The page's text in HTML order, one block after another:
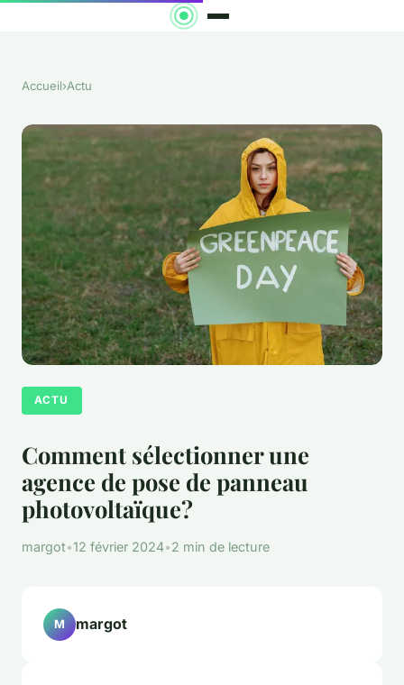
Accueil›Actu
ACTU
Comment sélectionner une
agence de pose de panneau
photovoltaïque?
margot•12 février 2024•2 min de lecture
M margot